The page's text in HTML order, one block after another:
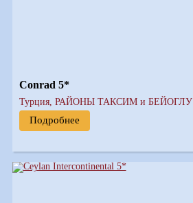
Conrad 5*
Турция, РАЙОНЫ ТАКСИМ и БЕЙОГЛУ
Подробнее